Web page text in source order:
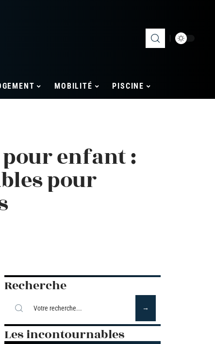
MOBILITÉ PISCINE
enfant :
pour
Recherche
Les incontournables